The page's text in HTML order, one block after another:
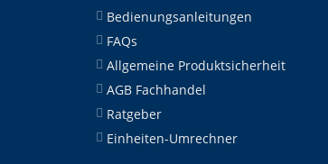
Bedienungsanleitungen
FAQs
Allgemeine Produktsicherheit
AGB Fachhandel
Ratgeber
Einheiten-Umrechner